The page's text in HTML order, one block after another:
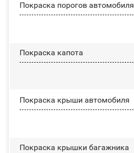
Покраска порогов автомобиля
Покраска капота
Покраска крыши автомобиля
Покраска крышки багажника